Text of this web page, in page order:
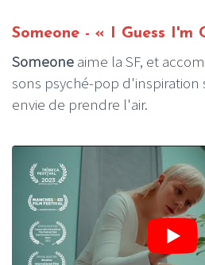
Someone - « I Guess I'm
Someone aime la SF, et
sons psyché-pop d'inspiration
envie de prendre l'air.